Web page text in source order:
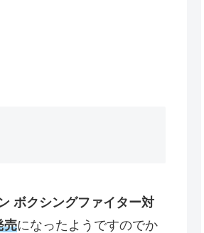
ボクシングファイター対
売になったようですのでか